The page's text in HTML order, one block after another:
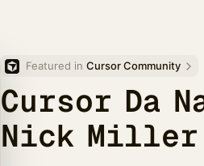
Featured in Cursor Community
Cursor Da
Nick Miller